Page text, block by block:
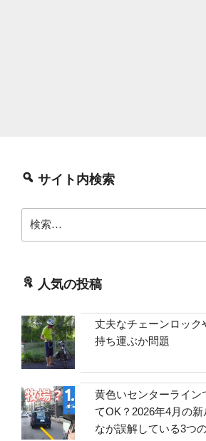
サイト内検索
索:
人気の投稿
丈夫なチェーンロック
持ち運ぶか問題
黄色いセンターライン
てOK？2026年4月の
なが誤解している3つ